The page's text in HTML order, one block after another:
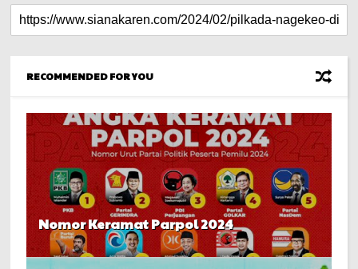
RECOMMENDED FOR YOU
Nomor Keramat Parpol 2024